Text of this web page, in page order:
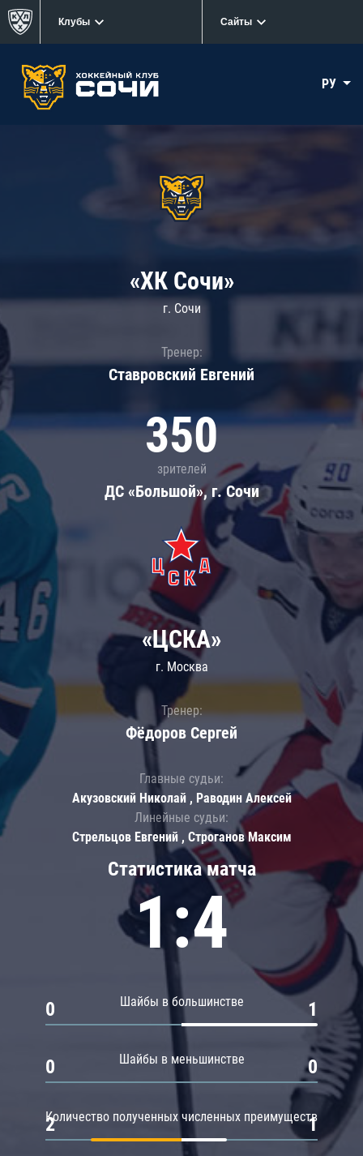
Клубы Сайты
РУ
«ХК Сочи»
г. Сочи
Тренер:
Ставровский Евгений
350
зрителей
ДС «Большой», г. Сочи
Статистика матча
1:4
Шайбы в большинстве
0 1
Шайбы в меньшинстве
0 0
Количество полученных численных преимуществ
2 1
«ЦСКА»
г. Москва
Тренер:
Фёдоров Сергей
Главные судьи:
Акузовский Николай , Раводин Алексей
Линейные судьи:
Стрельцов Евгений , Строганов Максим